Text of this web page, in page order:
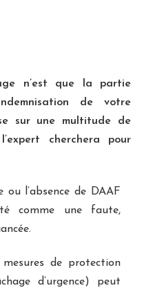
n’est que la partie
de votre
sur une multitude de
cherchera pour
l’absence de DAAF
comme une faute,
de protection
d’urgence) peut